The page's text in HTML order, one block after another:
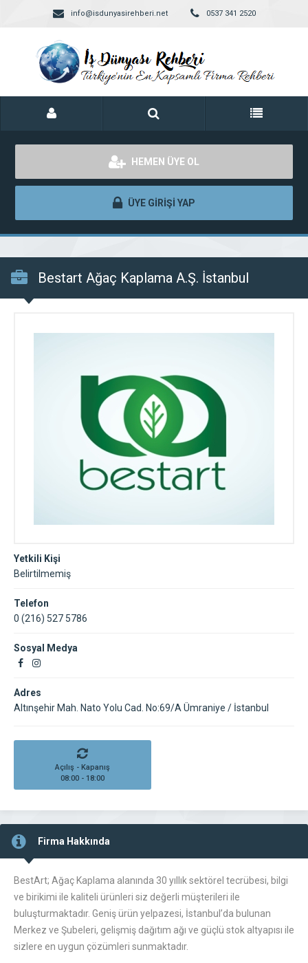
info@isdunyasirehberi.net 0537 341 2520
HEMEN ÜYE OL
ÜYE GİRİŞİ YAP
Bestart Ağaç Kaplama A.Ş. İstanbul
Yetkili Kişi
Belirtilmemiş
Telefon
0 (216) 527 5786
Sosyal Medya
Adres
Altınşehir Mah. Nato Yolu Cad. No:69/A Ümraniye / İstanbul
Açılış - Kapanış
08:00 - 18:00
Firma Hakkında
BestArt; Ağaç Kaplama alanında 30 yıllık sektörel tecrübesi, bilgi
ve birikimi ile kaliteli ürünleri siz değerli müşterileri ile
buluşturmaktadır. Geniş ürün yelpazesi, İstanbul’da bulunan
Merkez ve Şubeleri, gelişmiş dağıtım ağı ve güçlü stok altyapısı ile
sizlere en uygun çözümleri sunmaktadır.